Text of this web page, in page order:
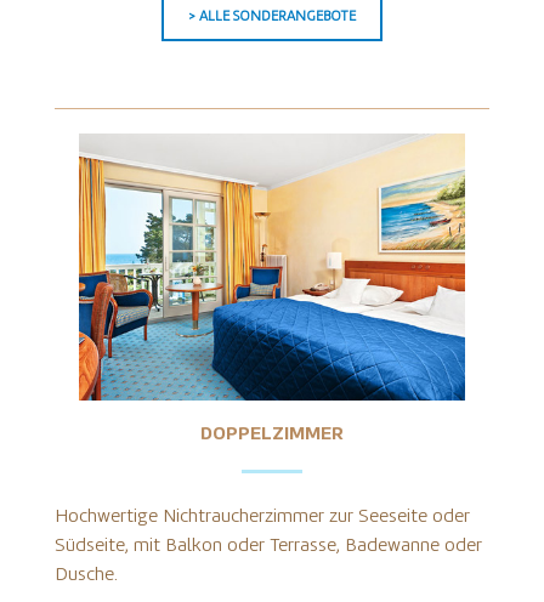
> ALLE SONDERANGEBOTE
DOPPELZIMMER
Hochwertige Nichtraucherzimmer zur Seeseite oder
Südseite, mit Balkon oder Terrasse, Badewanne oder
Dusche.